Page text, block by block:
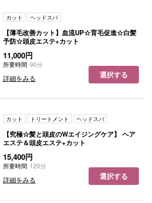
カット ヘッドスパ
【薄毛改善カット】血流UP☆育毛促進☆白髪
予防☆頭皮エステ+カット
11,000円
所要時間 90分
詳細をみる 選択する
カット トリートメント ヘッドスパ
【究極☆髪と頭皮のWエイジングケア】 ヘア
エステ＆頭皮エステ+カット
15,400円
所要時間 120分
詳細をみる 選択する